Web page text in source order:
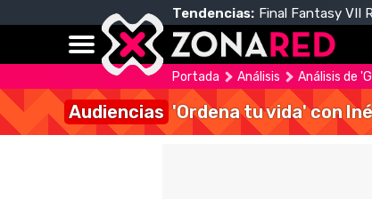
Tendencias: Final Fantasy VII
Portada Análisis Análisis de
Audiencias 'Ordena tu vida' con